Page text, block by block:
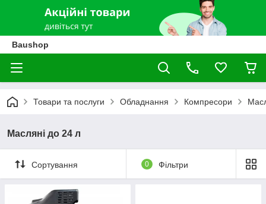
Baushop
Товари та послуги Обладнання Компресори
Масляні до 24 л
Сортування 0 Фільтри